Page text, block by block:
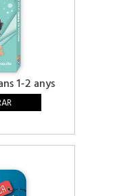
1-2 anys